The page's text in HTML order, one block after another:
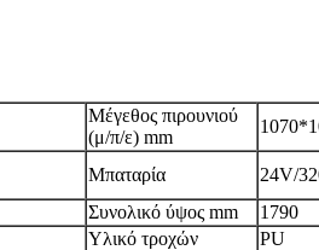
Μέγεθος πιρουνιού
(μ/π/ε) mm
Μπαταρία
24V/
Συνολικό ύψος mm
1790
Υλικό τροχών PU